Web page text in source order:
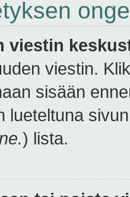
viestin
viestin.
sisään
lueteltuna
) lista.